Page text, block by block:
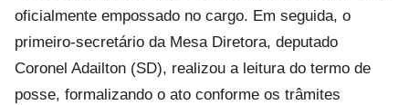
oficialmente empossado no cargo. Em seguida, o
primeiro-secretário da Mesa Diretora, deputado
Coronel Adailton (SD), realizou a leitura do termo de
posse, formalizando o ato conforme os trâmites